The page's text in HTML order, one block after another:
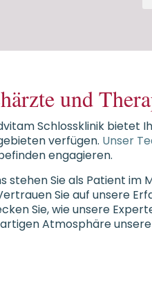
und
Schlossklinik bietet
verfügen. Unser
engagieren.
stehen Sie als Patient
Sie auf unsere
Sie, wie unsere
Atmosphäre